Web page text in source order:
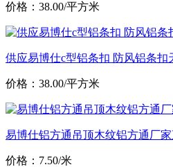
价格：38.00/平方米
供应易博仕c型铝条扣 防风铝条扣
价格：38.00/平方米
易博仕铝方通吊顶木纹铝方通厂
价格：7.50/米